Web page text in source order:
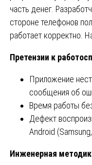
часть денег.
стороне телефонов
работает корректно.
Претензии к
Приложение
сообщения об
Время работы
Дефект
Android
Инженерная